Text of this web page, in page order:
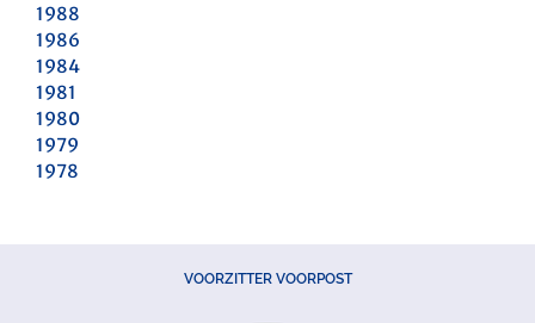
1988
1986
1984
1981
1980
1979
1978
VOORZITTER VOORPOST